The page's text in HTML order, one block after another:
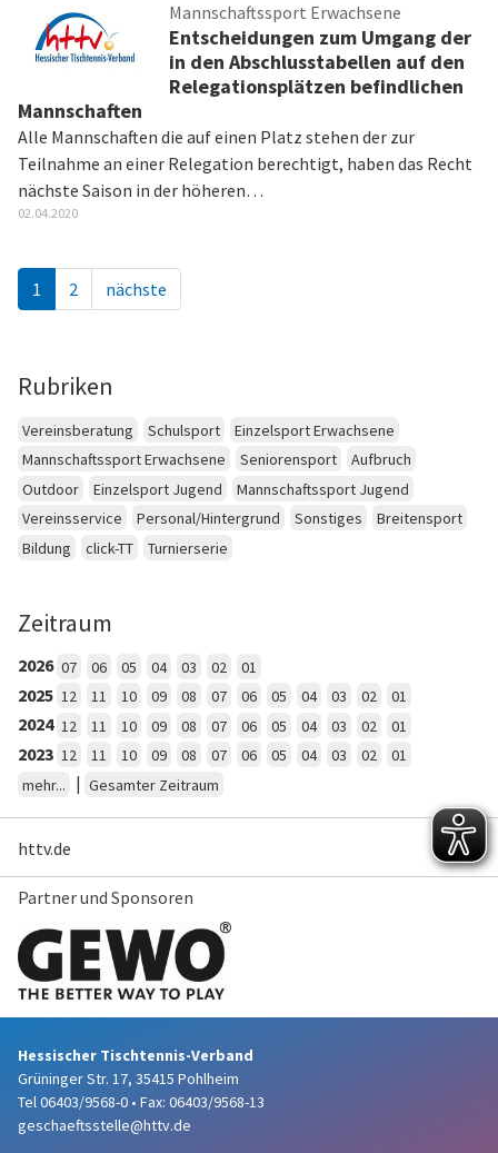
Mannschaftssport Erwachsene
Entscheidungen zum Umgang der
in den Abschlusstabellen auf den
Relegationsplätzen befindlichen
Mannschaften
Alle Mannschaften die auf einen Platz stehen der zur
Teilnahme an einer Relegation berechtigt, haben das Recht
nächste Saison in der höheren…
02.04.2020
1 2 nächste
Rubriken
Vereinsberatung Schulsport
Einzelsport Erwachsene
Mannschaftssport Erwachsene
Seniorensport
Aufbruch
Outdoor
Einzelsport Jugend
Mannschaftssport Jugend
Vereinsservice
Personal/Hintergrund Sonstiges
Breitensport
Bildung
click-TT Turnierserie
Zeitraum
2026 07 06 05 04 03 02 01
2025 12 11 10 09 08 07 06 05 04 03 02 01
2024 12 11 10 09 08 07 06 05 04 03 02 01
2023 12 11 10 09 08 07 06 05 04 03 02
01
mehr...
| Gesamter Zeitraum
httv.de
Partner und Sponsoren
Hessischer Tischtennis-Verband
Grüninger Str. 17, 35415 Pohlheim
Tel 06403/9568-0 • Fax: 06403/9568-13
geschaeftsstelle@httv.de